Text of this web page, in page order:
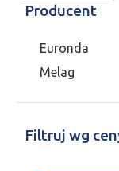
Producent
Euronda
Melag
Filtruj wg